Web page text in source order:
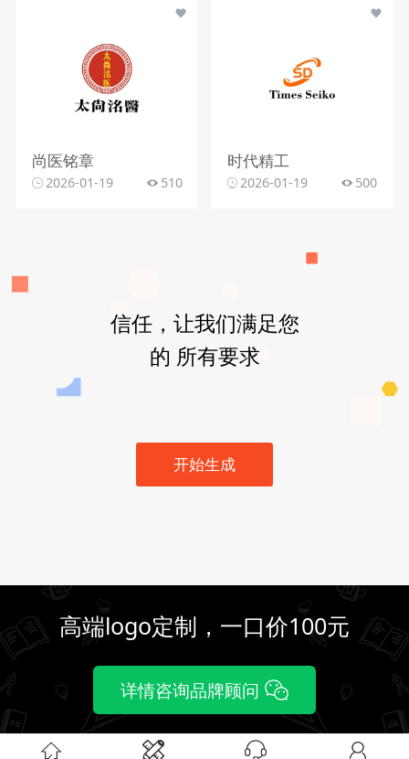
尚医铭章
2026-01-19 510
时代精工
2026-01-19 500
信任，让我们满足您
的 所有要求
开始生成
高端logo定制，一口价100元
详情咨询品牌顾问